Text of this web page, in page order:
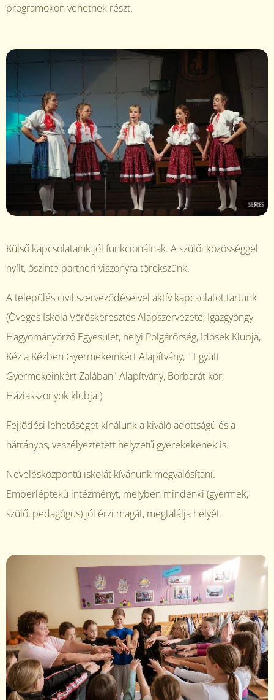
programokon vehetnek részt.
Külső kapcsolataink jól funkcionálnak. A szülői közösséggel
nyílt, őszinte partneri viszonyra törekszünk.
A település civil szerveződéseivel aktív kapcsolatot tartunk
(Öveges Iskola Vöröskeresztes Alapszervezete, Igazgyöngy
Hagyományőrző Egyesület, helyi Polgárőrség, Idősek Klubja,
Kéz a Kézben Gyermekeinkért Alapítvány, " Együtt
Gyermekeinkért Zalában" Alapítvány, Borbarát kör,
Háziasszonyok klubja.)
Fejlődési lehetőséget kínálunk a kiváló adottságú és a
hátrányos, veszélyeztetett helyzetű gyerekekenek is.
Nevelésközpontú iskolát kívánunk megvalósítani.
Emberléptékű intézményt, melyben mindenki (gyermek,
szülő, pedagógus) jól érzi magát, megtalálja helyét.